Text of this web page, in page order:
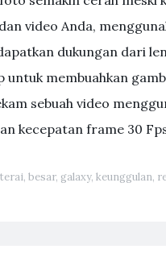
video Anda,
dukungan dari
untuk membuahkan
sebuah video
kecepatan frame 30
, besar, galaxy, keunggulan,